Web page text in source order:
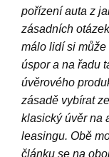
pořízení auta z
zásadních
málo lidí si
úspor a na řadu
úvěrového
zásadě vybírat
klasický úvěr na
leasingu. Obě
článku se na